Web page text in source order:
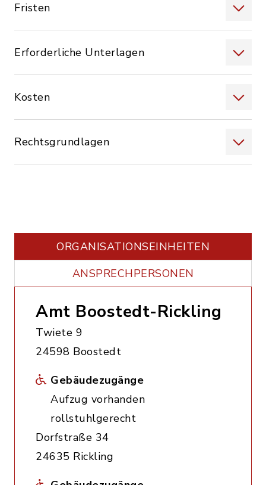
Fristen
Erforderliche Unterlagen
Kosten
Rechtsgrundlagen
ORGANISATIONS­EINHEITEN
ANSPRECHPERSONEN
Amt Boostedt-Rickling
Twiete 9
24598 Boostedt
Gebäudezugänge
Aufzug vorhanden
rollstuhlgerecht
Dorfstraße 34
24635 Rickling